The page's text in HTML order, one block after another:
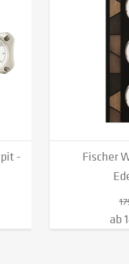
-
Fischer
ab